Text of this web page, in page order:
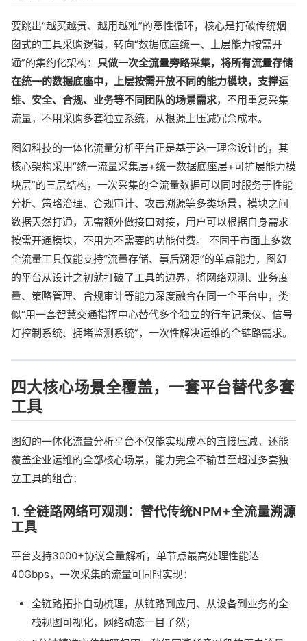
要跳出“越买越贵、越用越难”的恶性循环，核心是打破传统烟
囱式的工具采购逻辑，转向“数据底座统一、上层能力按需开
通”的集约化架构：
只做一次全流量旁路采集，将所有流量存储
在统一的数据底座中，上层按需开放不同的能力模块，支撑运
维、安全、合规、业务等不同团队的场景需求，不用重复采集
流量，不用采购多套独立系统，从根源上压减冗余成本。
图幻科技的一体化流量分析平台正是基于这一理念设计的，其
核心架构采用“统一流量采集层+统一数据底座层+可扩展能力模
块层”的三层结构，一次采集的全流量数据可以同时服务于性能
分析、策略治理、合规审计、攻击溯源等多类场景，模块之间
数据天然打通，无需额外做接口对接，用户可以根据自身需求
按需开通模块，不用为不需要的功能付费。 不同于市面上多数
全流量工具仅能支持“流量存储、事后溯源”的单点能力，图幻
的平台从设计之初就打破了工具的边界，将网络观测、业务度
量、策略管理、合规审计等能力深度融合在同一个平台中，类
似“用一套智慧交通指挥中心替代多个独立的行车记录仪、信号
灯控制系统、拥堵监测系统”，一次性解决运维的全链路需求。
四大核心场景全覆盖，一套平台替代多套
工具
图幻的一体化流量分析平台不仅能实现成本的直接压减，还能
覆盖企业运维的全部核心场景，能力完全不输甚至超过多套独
立工具的组合：
1. 全链路网络可观测：替代传统NPM+全流量溯源
工具
平台支持3000+协议全量解析，单节点最高处理性能达
40Gbps，一次采集的流量可同时实现：
全链路拓扑自动梳理，从链路到应用、从设备到业务的全
栈视图可视化，网络动态一目了然；